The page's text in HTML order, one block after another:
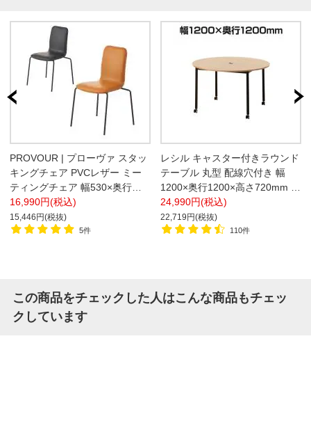
PROVOUR | プローヴァ スタッ
キングチェア PVCレザー ミー
ティングチェア 幅530×奥行
500×高さ830mm
16,990円(税込)
15,446円(税抜)
5件
レシル キャスター付きラウンド
テーブル 丸型 配線穴付き 幅
1200×奥行1200×高さ720mm ミ
ーティング 休憩スペース ラウ
ンジ【ホワイト:販売終了】
24,990円(税込)
22,719円(税抜)
110件
この商品をチェックした人はこんな商品もチェッ
クしています